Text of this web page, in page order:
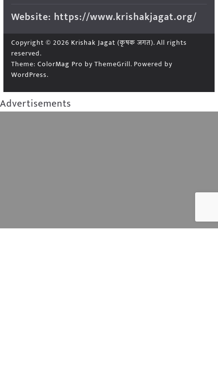
Website: https://www.krishakjagat.org/
Copyright © 2026 Krishak Jagat (कृषक जगत). All rights
reserved.
Theme: ColorMag Pro by ThemeGrill. Powered by
WordPress.
Advertisements